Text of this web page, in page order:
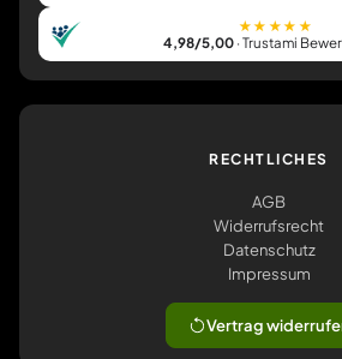
★★★★★
4,98/5,00· Trustami
RECHTLICHES
AGB
Widerrufsrecht
Datenschutz
Impressum
Vertrag